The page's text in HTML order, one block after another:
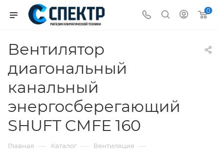
0
Вентилятор
диагональный
канальный
энергосберегающий
SHUFT CMFE 160
Главная — Каталог — Вентиляция —